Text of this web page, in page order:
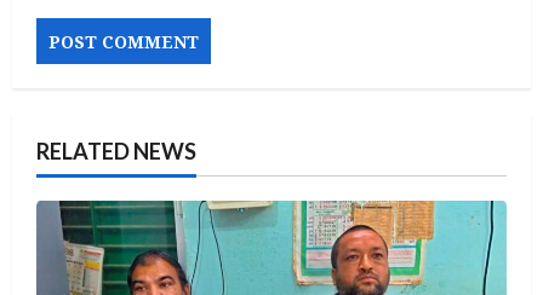
RELATED NEWS